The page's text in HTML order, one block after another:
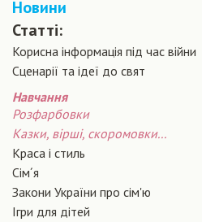
Новини
Статті:
Корисна інформація під час війни
Сценарiї та iдеї до свят
Навчання
Розфарбовки
Казки, вірші, скоромовки...
Краса і стиль
Сiм´я
Закони України про сiм'ю
Ігри для дітей